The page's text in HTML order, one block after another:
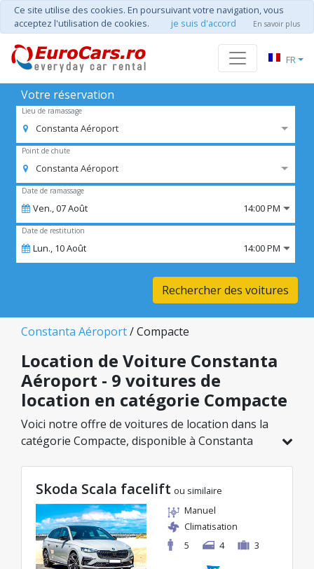
Ce site utilise des cookies. En poursuivant votre navigation, vous
acceptez l'utilisation de cookies.
je suis d'accord En savoir plus
FR
Votre réservation
Lieu de ramassage
Constanta Aéroport
Point de chute
Constanta Aéroport
Date de ramassage
Ven.,07Août 14:00 PM
Date de restitution
Lun., 10Août 14:00 PM
Rechercher des voitures
Constanta Aéroport/ Compacte
Location de Voiture Constanta
Aéroport - 9 voitures de
location en catégorie Compacte
Voici notre offre de voitures de location dans la
catégorie Compacte, disponible à Constanta
dans la catégorie sélectionnée, avec des tarifs
avantageux débutant à seulement 40€/jour.
Skoda Scala facelift ou similaire
Manuel
Climatisation
5
4 3